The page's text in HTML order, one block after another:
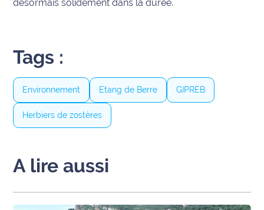
désormais solidement dans la durée.
Tags :
Environnement Etang de Berre GIPREB
Herbiers de zostères
A lire aussi